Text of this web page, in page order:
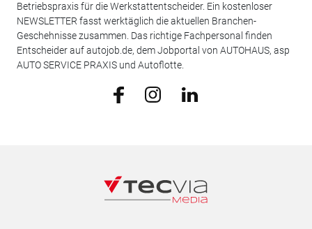
Betriebspraxis für die Werkstattentscheider. Ein kostenloser
NEWSLETTER fasst werktäglich die aktuellen Branchen-
Geschehnisse zusammen. Das richtige Fachpersonal finden
Entscheider auf autojob.de, dem Jobportal von AUTOHAUS, asp
AUTO SERVICE PRAXIS und Autoflotte.